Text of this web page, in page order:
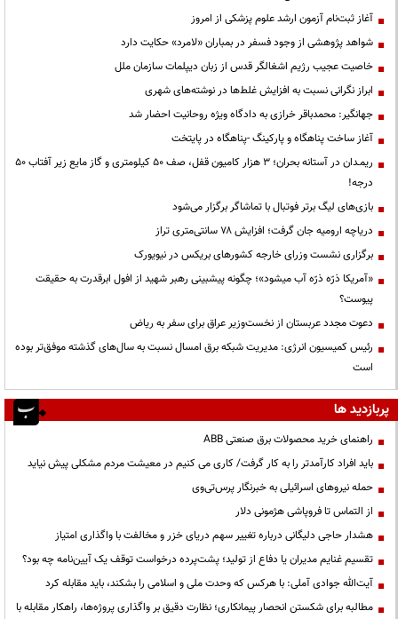
آغاز ثبت‌نام آزمون ارشد علوم پزشکی از امروز
شواهد پژوهشی از وجود فسفر در بمباران «لامرد» حکایت دارد
خاصیت عجیب رژیم اشغالگر قدس از زبان دیپلمات سازمان ملل
ابراز نگرانی نسبت به افزایش غلط‌ها در نوشته‌های شهری
جهانگیر: محمدباقر خرازی به دادگاه ویژه روحانیت احضار شد
آغاز ساخت پناهگاه و پارکینگ -پناهگاه در پایتخت
ریمـدان در آستانه بحران؛ ۳ هزار کامیون قفل، صف ۵۰ کیلومتری و گاز مایع زیر آفتاب ۵۰
درجه!
بازی‌های لیگ برتر فوتبال با تماشاگر برگزار می‌شود
دریاچه ارومیه جان گرفت؛ افزایش ۷۸ سانتی‌متری تراز
برگزاری نشست وزرای خارجه کشورهای بریکس در نیویورک
«آمریکا ذرّه ذرّه آب میشود»؛ چگونه پیشبینی رهبر شهید از افول ابرقدرت به حقیقت
پیوست؟
دعوت مجدد عربستان از نخست‌وزیر عراق برای سفر به ریاض
رئیس کمیسیون انرژی: مدیریت شبکه برق امسال نسبت به سال‌های گذشته موفق‌تر بوده
است
پربازدید ها
راهنمای خرید محصولات برق صنعتی ABB
باید افراد کارآمدتر را به کار گرفت/ کاری می کنیم در معیشت مردم مشکلی پیش نیاید
حمله نیروهای اسرائیلی به خبرنگار پرس‌تی‌وی
از التماس تا فروپاشی هژمونی دلار
هشدار حاجی دلیگانی درباره تغییر سهم دریای خزر و مخالفت با واگذاری امتیاز
تقسیم غنایم مدیران یا دفاع از تولید؛ پشت‌پرده درخواست توقف یک آیین‌نامه چه بود؟
آیت‌الله جوادی آملی: با هرکس که وحدت ملی و اسلامی را بشکند، باید مقابله کرد
مطالبه برای شکستن انحصار پیمانکاری؛ نظارت دقیق بر واگذاری پروژه‌ها، راهکار مقابله با